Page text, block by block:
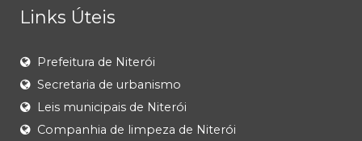
Links Úteis
Prefeitura de Niterói
Secretaria de urbanismo
Leis municipais de Niterói
Companhia de limpeza de Niterói